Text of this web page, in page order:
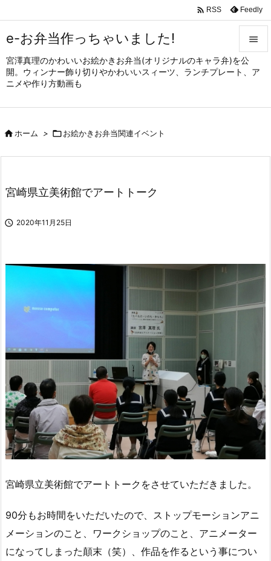
e-お弁当作っちゃいました!
宮澤真理のかわいいお絵かきお弁当(オリジナルのキャラ弁)を公
開。ウィンナー飾り切りやかわいいスィーツ、ランチプレート、ア
ニメや作り方動画も


メニュ
サイド

 RSS Feedly
ホーム > お絵かきお弁当関連イベント
宮崎県立美術館でアートトーク
 2020年11月25日
宮崎県立美術館でアートトークをさせていただきました。
90分もお時間をいただいたので、ストップモーションアニ
メーションのこと、ワークショップのこと、アニメーター
になってしまった顛末（笑）、作品を作るという事につい